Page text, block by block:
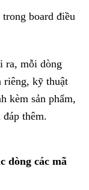
board điều
ra, mỗi dòng
riêng, kỹ thuật
kèm sản phẩm,
thêm.
dòng các mã